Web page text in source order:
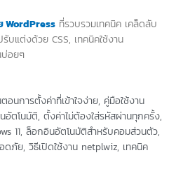
WordPress ที่รวบรวมเทคนิค เคล็ดลับ
แต่งด้วย CSS, เทคนิคใช้งาน
อยๆ
อนการตั้งค่าที่เข้าใจง่าย, คู่มือใช้งาน
อัตโนมัติ, ตั้งค่าไม่ต้องใส่รหัสผ่านทุกครั้ง,
11, ล็อกอินอัตโนมัติสำหรับคอมส่วนตัว,
ดภัย, วิธีเปิดใช้งาน netplwiz, เทคนิค